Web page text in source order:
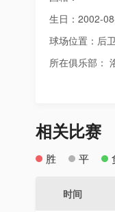
生日：2002-
球场位置：后卫
所在俱乐部：
相关比赛
胜 平
时间